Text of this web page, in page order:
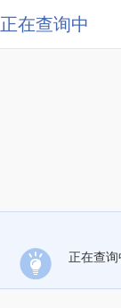
正在查询中
正在查